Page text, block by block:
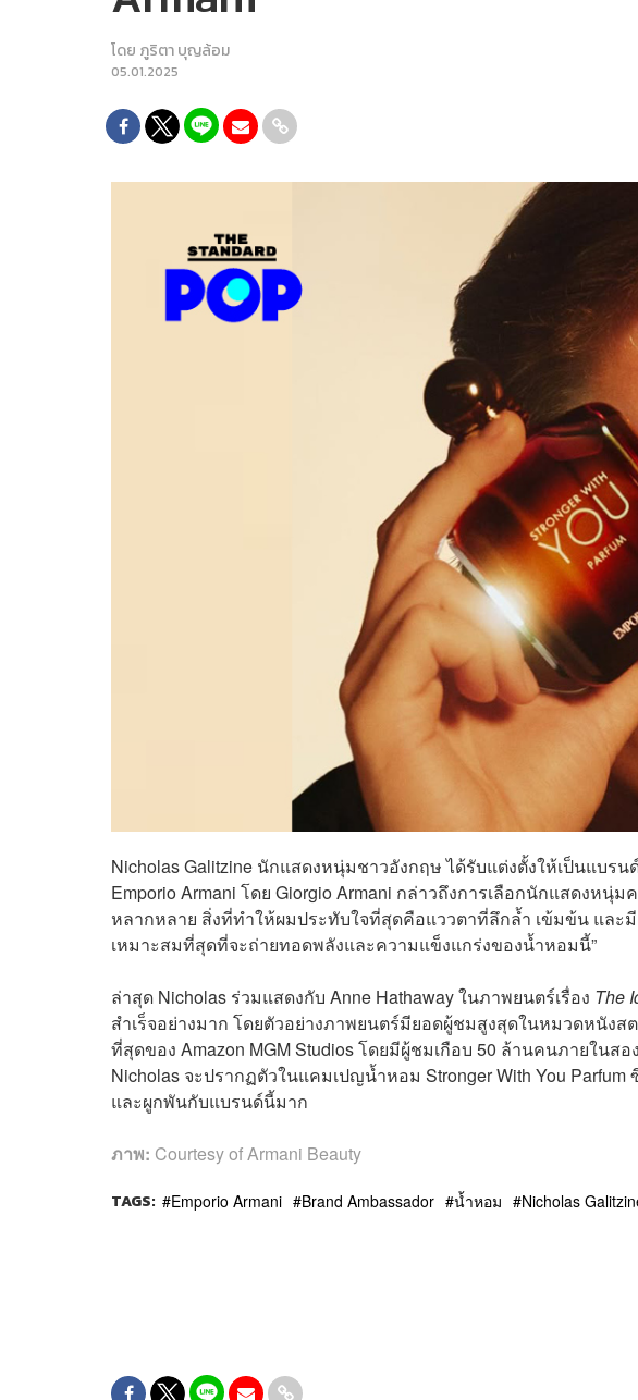
โดย ภูริตา บุญล้อม
05.01.2025
Nicholas Galitzine นักแสดงหนุ่มชาวอังกฤษ ได้รับแต่งตั้งให้เป็นแบร
Emporio Armani โดย Giorgio Armani กล่าวถึงการเลือกนักแสดงหนุ่
หลากหลาย สิ่งที่ทำให้ผมประทับใจที่สุดคือแววตาที่ลึกล้ำ เข้มข้น และมี
เหมาะสมที่สุดที่จะถ่ายทอดพลังและความแข็งแกร่งของน้ำหอมนี้”
ล่าสุด Nicholas ร่วมแสดงกับ Anne Hathaway ในภาพยนตร์เรื่อง The
สำเร็จอย่างมาก โดยตัวอย่างภาพยนตร์มียอดผู้ชมสูงสุดในหมวดหนัง
ที่สุดของ Amazon MGM Studios โดยมีผู้ชมเกือบ 50 ล้านคนภายในส
Nicholas จะปรากฏตัวในแคมเปญน้ำหอม Stronger With You Parfum
และผูกพันกับแบรนด์นี้มาก
ภาพ: Courtesy of Armani Beauty
TAGS: Emporio Armani Brand Ambassador น้ำหอม Nicholas